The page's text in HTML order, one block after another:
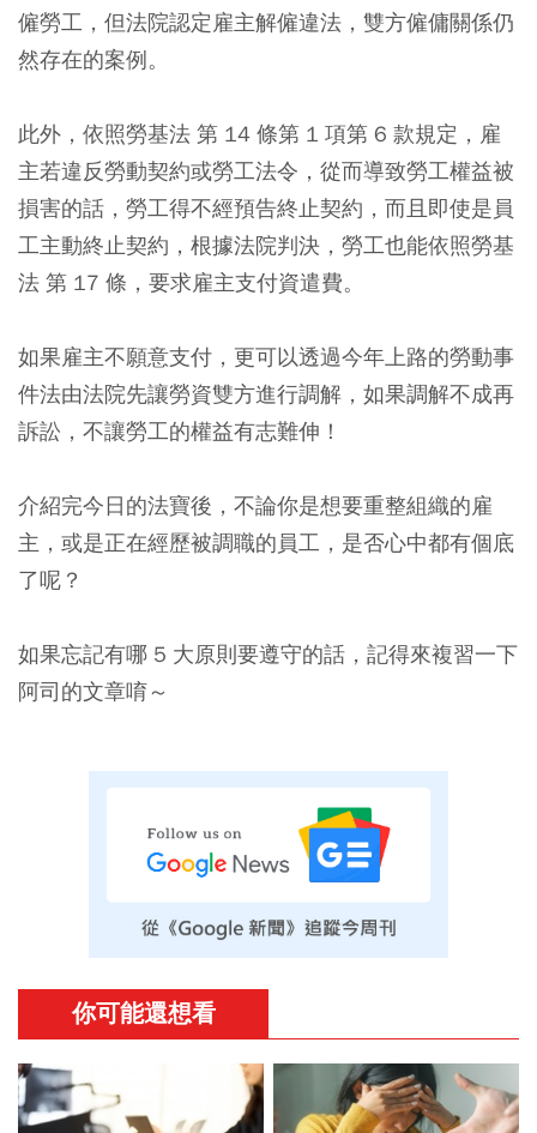
僱勞工，但法院認定雇主解僱違法，雙方僱傭關係仍
然存在的案例。
此外，依照勞基法 第 14 條第 1 項第 6 款規定，雇
主若違反勞動契約或勞工法令，從而導致勞工權益被
損害的話，勞工得不經預告終止契約，而且即使是員
工主動終止契約，根據法院判決，勞工也能依照勞基
法 第 17 條，要求雇主支付資遣費。
如果雇主不願意支付，更可以透過今年上路的勞動事
件法由法院先讓勞資雙方進行調解，如果調解不成再
訴訟，不讓勞工的權益有志難伸！
介紹完今日的法寶後，不論你是想要重整組織的雇
主，或是正在經歷被調職的員工，是否心中都有個底
了呢？
如果忘記有哪 5 大原則要遵守的話，記得來複習一下
阿司的文章唷～